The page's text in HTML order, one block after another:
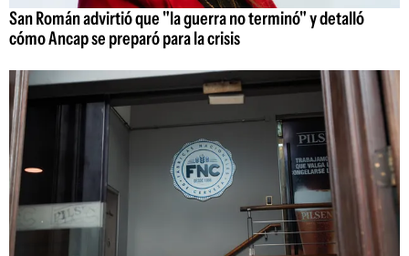
San Román advirtió que "la guerra no terminó" y detalló
cómo Ancap se preparó para la crisis